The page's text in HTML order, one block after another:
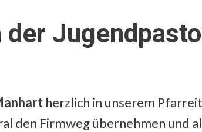
der
herzlich in unserem
den Firmweg übernehmen